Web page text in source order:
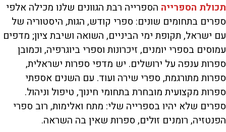
תכולת הספרייה הספרייה רבת הגוונים שלנו מכילה אלפי
ספרים בתחומים שונים: ספרי קודש, הגות, היסטוריה של
עם ישראל, תקופת ימי הביניים, השואה ושיבת ציון; מדפים
עמוסים בספרי יומנים, זיכרונות וספרי ביוגרפיה, וכמובן
ספרות ענפה על ירושלים. יש מדפי ספרות ישראלית,
ספרות מתורגמת, ספרי שירה ועוד. עם השנים אספתי
ספרות מקצועית מובחרת בתחומי חינוך, טיפול וניהול.
ספרים שלא יהיו בספרייה שלי: מתח ואלימות, רוב ספרי
הפנטזיה, רומנים זולים, ספרות שאין בה השראה.